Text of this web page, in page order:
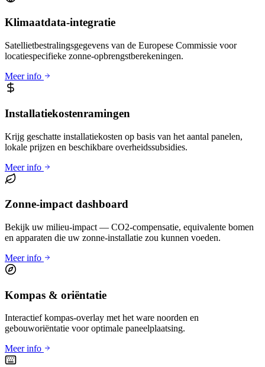
Klimaatdata-integratie
Satellietbestralingsgegevens van de Europese Commissie voor
locatiespecifieke zonne-opbrengstberekeningen.
Meer info
Installatiekostenramingen
Krijg geschatte installatiekosten op basis van het aantal panelen,
lokale prijzen en beschikbare overheidssubsidies.
Meer info
Zonne-impact dashboard
Bekijk uw milieu-impact — CO2-compensatie, equivalente bomen
en apparaten die uw zonne-installatie zou kunnen voeden.
Meer info
Kompas & oriëntatie
Interactief kompas-overlay met het ware noorden en
gebouworiëntatie voor optimale paneelplaatsing.
Meer info